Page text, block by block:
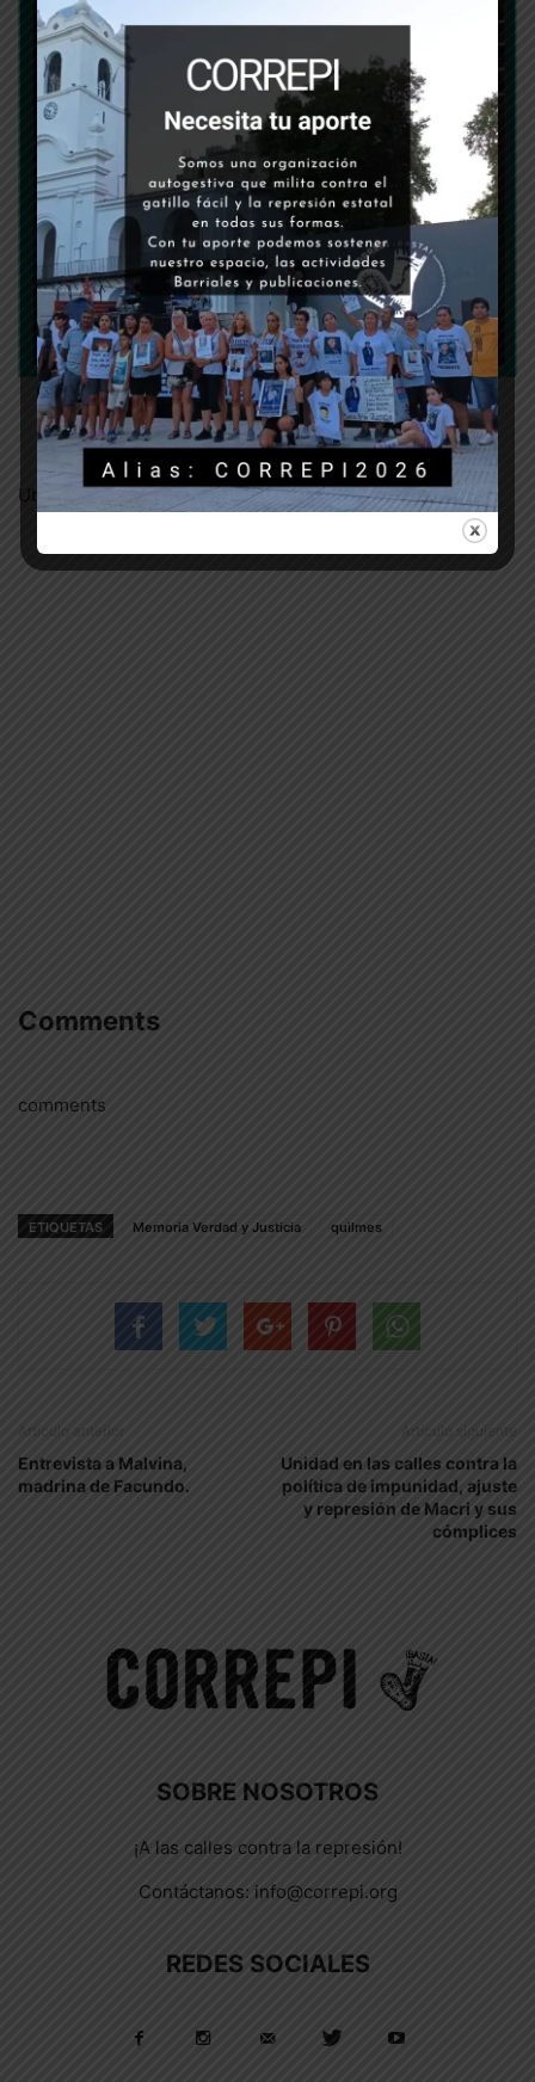
Ubicación:
Comments
comments
ETIQUETAS Memoria Verdad y Justicia quilmes
Artículo anterior
Entrevista a Malvina,
madrina de Facundo.
Artículo siguiente
Unidad en las calles contra la
política de impunidad, ajuste
y represión de Macri y sus
cómplices
SOBRE NOSOTROS
¡A las calles contra la represión!
Contáctanos: info@correpi.org
REDES SOCIALES